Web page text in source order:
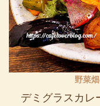
野菜
デミグラスカレ